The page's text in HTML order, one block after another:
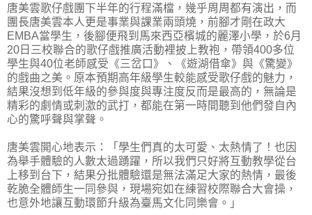
唐美雲歌仔戲團下半年的行程滿檔，幾乎周周都有演出，而
團長唐美雲本人更是事業與課業兩頭燒，前腳才剛在政大
EMBA當學生，後腳便飛到馬來西亞檳城的麗澤小學，於6月
20日三校聯合的歌仔戲推廣活動裡披上教袍，帶領400多位
學生與40位老師感受《三岔口》、《遊湖借傘》與《驚變》
的戲曲之美。原本預期高年級學生較能感受歌仔戲的魅力，
結果沒想到低年級的參與度與專注度反而是最高的，無論是
精彩的劇情或刺激的武打，都能在第一時間聽到他們發自內
心的驚呼聲與掌聲。
唐美雲開心地表示：「學生們真的太可愛、太熱情了！也因
為舉手體驗的人數太過踴躍，所以我們只好將互動教學從台
上移到台下，結果分批體驗還是無法滿足大家的熱情，最後
乾脆全體師生一同參與，現場宛如在練習校際聯合大會操，
也意外地讓互動環節升級為臺馬文化同樂會。」